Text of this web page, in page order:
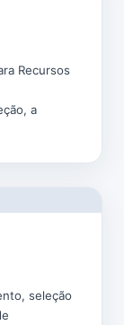
Recursos
a
seleção